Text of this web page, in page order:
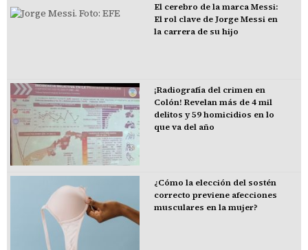
El cerebro de la marca Messi:
El rol clave de Jorge Messi en
la carrera de su hijo
¡Radiografía del crimen en
Colón! Revelan más de 4 mil
delitos y 59 homicidios en lo
que va del año
¿Cómo la elección del sostén
correcto previene afecciones
musculares en la mujer?